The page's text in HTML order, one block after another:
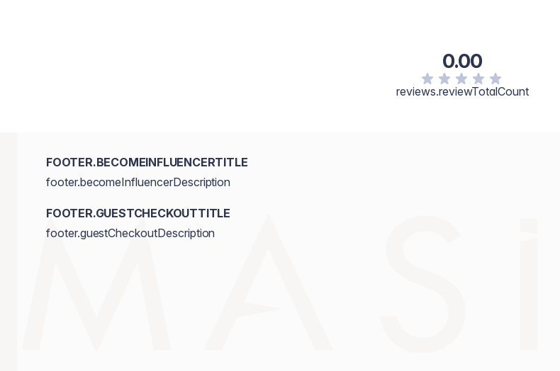
0.00
reviews.reviewTotalCount
FOOTER.BECOMEINFLUENCERTITLE
footer.becomeInfluencerDescription
FOOTER.GUESTCHECKOUTTITLE
footer.guestCheckoutDescription